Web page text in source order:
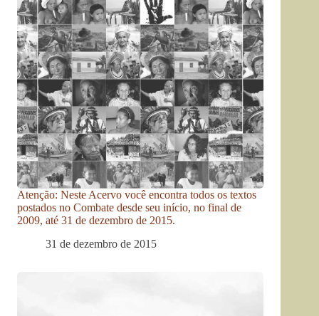
Atenção: Neste Acervo você encontra todos os textos
postados no Combate desde seu início, no final de
2009, até 31 de dezembro de 2015.
31 de dezembro de 2015